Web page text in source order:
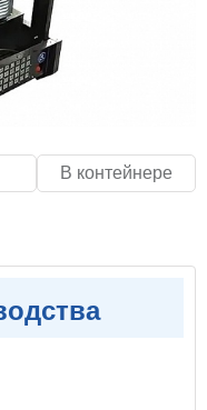
В контейнере